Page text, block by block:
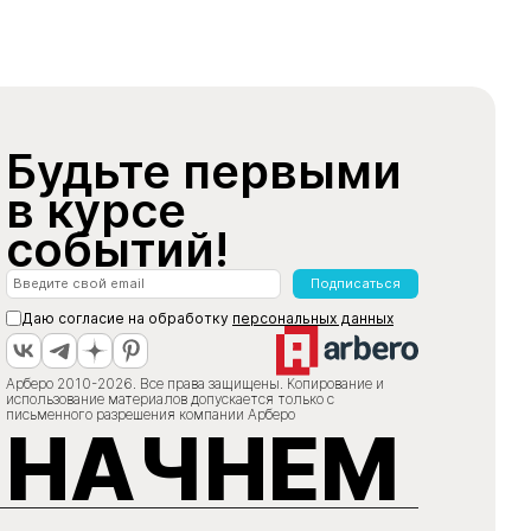
Будьте первыми
в курсе
событий!
Подписаться
Даю согласие на обработку персональных данных
Арберо 2010-2026. Все права защищены. Копирование и
использование материалов допускается только с
письменного разрешения компании Арберо
НАЧНЕМ